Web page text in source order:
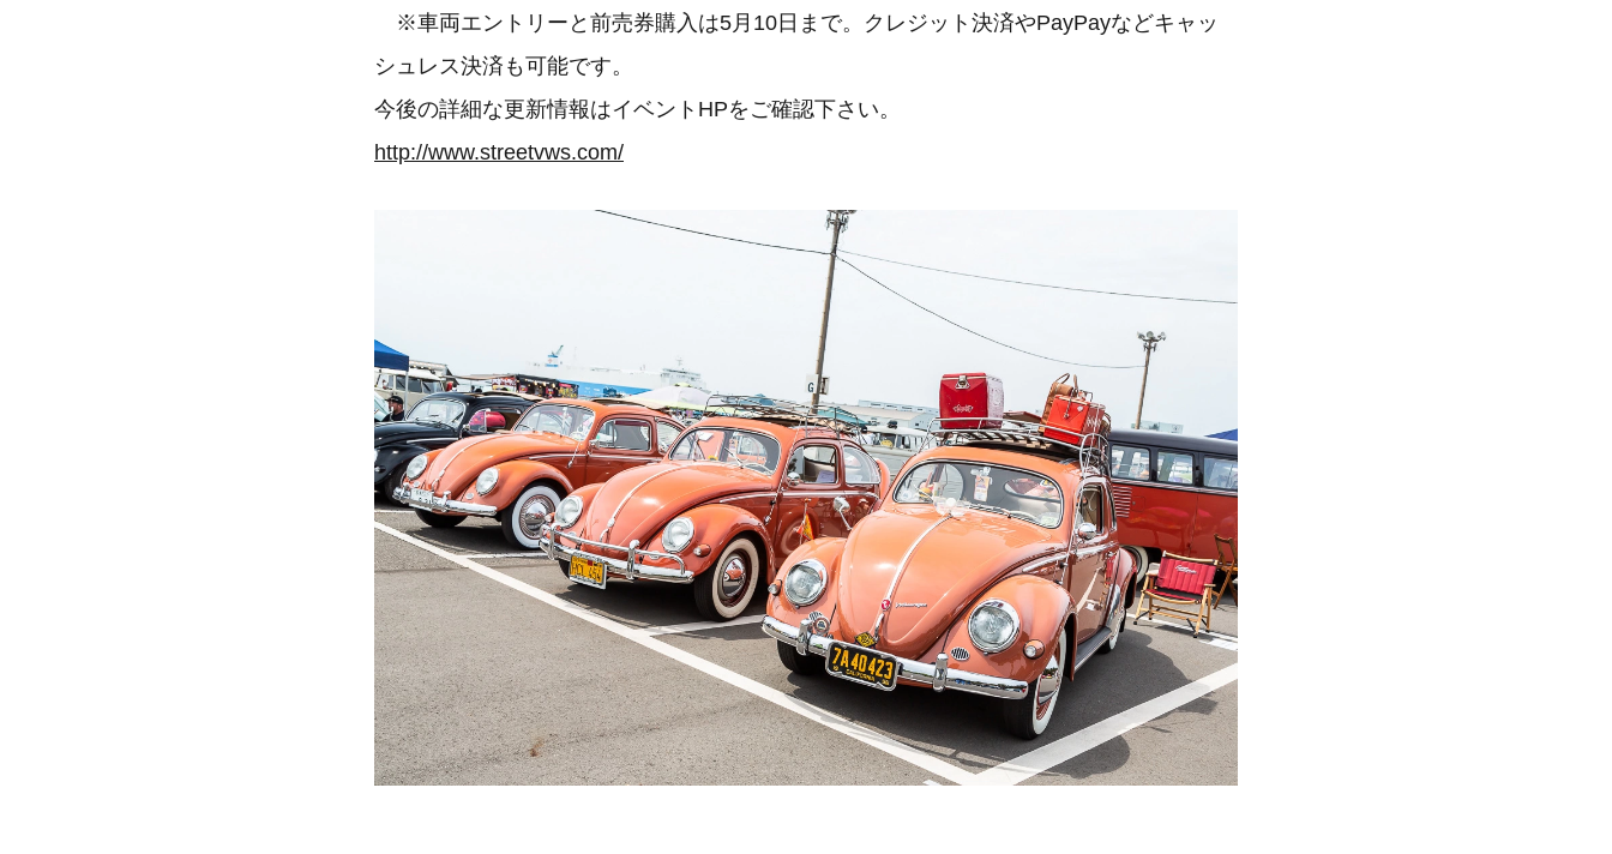
※車両エントリーと前売券購入は5月10日まで。クレジット決済やPayPayなどキャッ
シュレス決済も可能です。
今後の詳細な更新情報はイベントHPをご確認下さい。
http://www.streetvws.com/